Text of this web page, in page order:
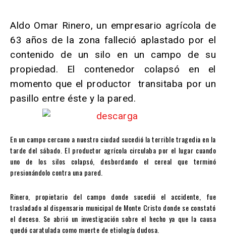
Aldo Omar Rinero, un empresario agrícola de
63 años de la zona falleció aplastado por el
contenido de un silo en un campo de su
propiedad. El contenedor colapsó en el
momento que el productor transitaba por un
pasillo entre éste y la pared.
En un campo cercano a nuestro ciudad sucedió la terrible tragedia en la
tarde del sábado. El productor agrícola circulaba por el lugar cuando
uno de los silos colapsó, desbordando el cereal que terminó
presionándolo contra una pared.
Rinero, propietario del campo donde sucedió el accidente, fue
trasladado al dispensario municipal de Monte Cristo donde se constató
el deceso. Se abrió un investigación sobre el hecho ya que la causa
quedó caratulada como muerte de etiología dudosa.